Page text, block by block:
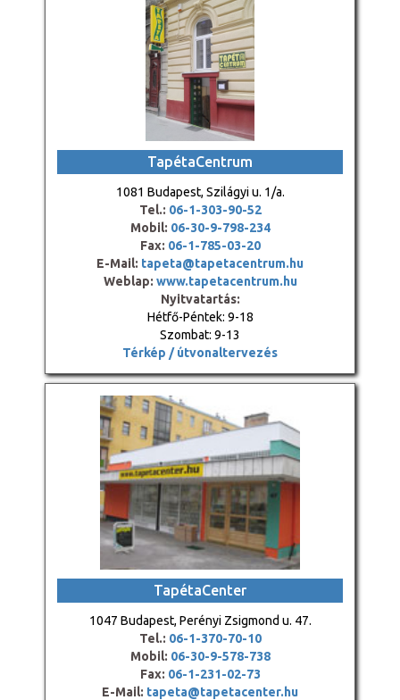
TapétaCentrum
1081 Budapest, Szilágyi u. 1/a.
Tel.: 06-1-303-90-52
Mobil: 06-30-9-798-234
Fax: 06-1-785-03-20
E-Mail: tapeta@tapetacentrum.hu
Weblap: www.tapetacentrum.hu
Nyitvatartás:
Hétfő-Péntek: 9-18
Szombat: 9-13
Térkép / útvonaltervezés
TapétaCenter
1047 Budapest, Perényi Zsigmond u. 47.
Tel.: 06-1-370-70-10
Mobil: 06-30-9-578-738
Fax: 06-1-231-02-73
E-Mail: tapeta@tapetacenter.hu